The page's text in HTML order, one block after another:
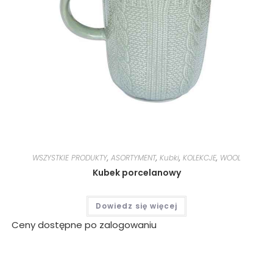
WSZYSTKIE PRODUKTY, ASORTYMENT, Kubki, KOLEKCJE, WOOL
Kubek porcelanowy
Dowiedz się więcej
Ceny dostępne po zalogowaniu